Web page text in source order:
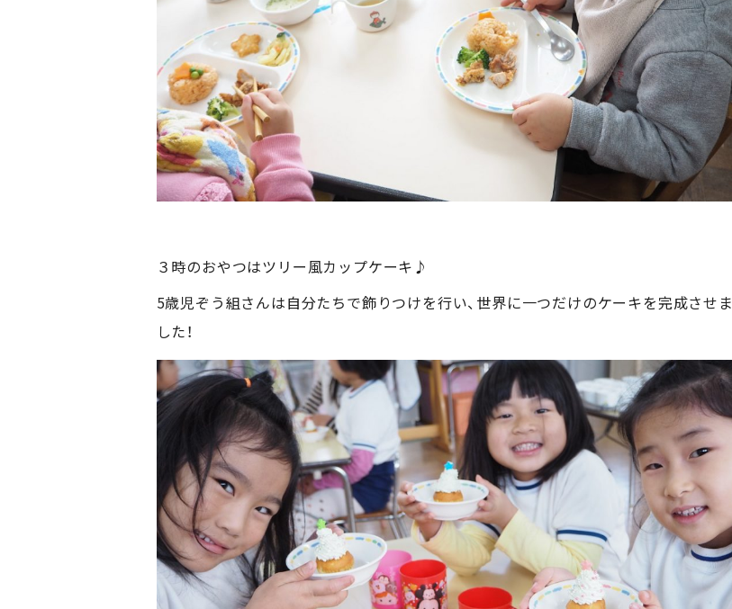
３時のおやつはツリー風カップケーキ♪
5歳児ぞう組さんは自分たちで飾りつけを行い、世界に一つだけのケーキを完成させま
した！